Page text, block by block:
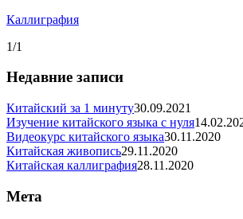
Каллиграфия
1/1
Недавние записи
Китайский за 1 минуту30.09.2021
Изучение китайского языка с нуля
Видеокурс китайского языка30.11.2020
Китайская живопись29.11.2020
Китайская каллиграфия28.11.2020
Мета